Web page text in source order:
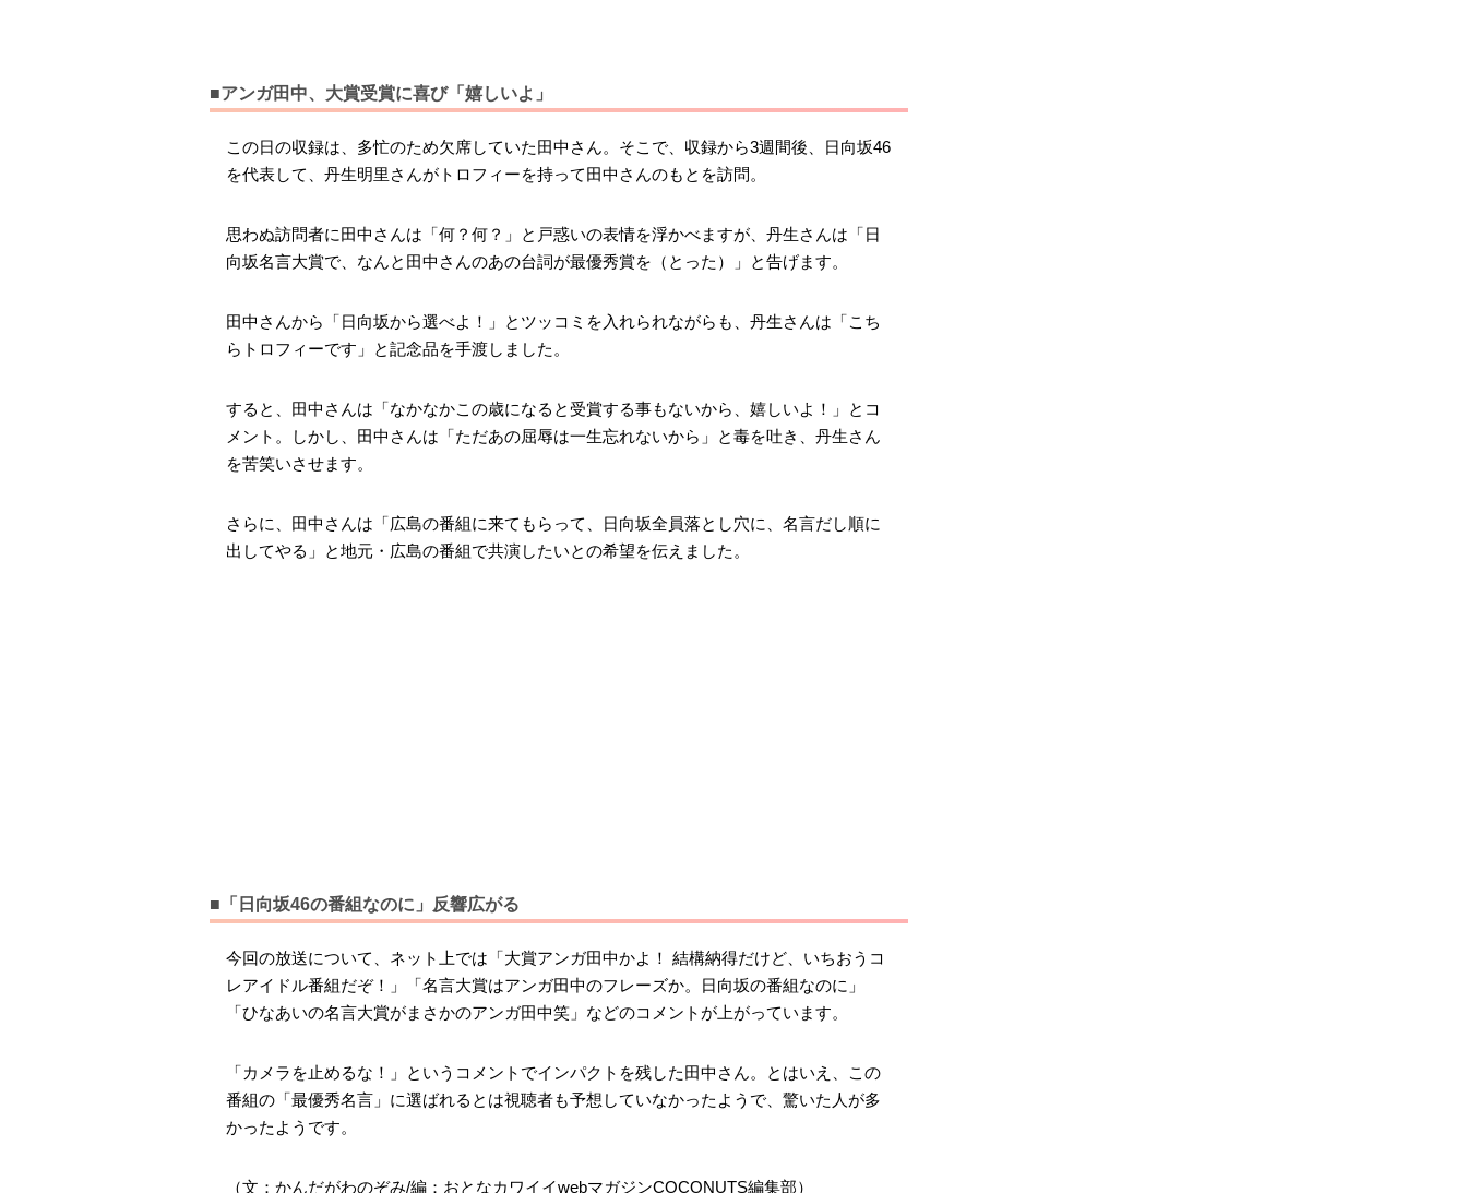
■アンガ田中、大賞受賞に喜び「嬉しいよ」
この日の収録は、多忙のため欠席していた田中さん。そこで、収録から3週間後、日向坂46
を代表して、丹生明里さんがトロフィーを持って田中さんのもとを訪問。
思わぬ訪問者に田中さんは「何？何？」と戸惑いの表情を浮かべますが、丹生さんは「日
向坂名言大賞で、なんと田中さんのあの台詞が最優秀賞を（とった）」と告げます。
田中さんから「日向坂から選べよ！」とツッコミを入れられながらも、丹生さんは「こち
らトロフィーです」と記念品を手渡しました。
すると、田中さんは「なかなかこの歳になると受賞する事もないから、嬉しいよ！」とコ
メント。しかし、田中さんは「ただあの屈辱は一生忘れないから」と毒を吐き、丹生さん
を苦笑いさせます。
さらに、田中さんは「広島の番組に来てもらって、日向坂全員落とし穴に、名言だし順に
出してやる」と地元・広島の番組で共演したいとの希望を伝えました。
■「日向坂46の番組なのに」反響広がる
今回の放送について、ネット上では「大賞アンガ田中かよ！ 結構納得だけど、いちおうコ
レアイドル番組だぞ！」「名言大賞はアンガ田中のフレーズか。日向坂の番組なのに」
「ひなあいの名言大賞がまさかのアンガ田中笑」などのコメントが上がっています。
「カメラを止めるな！」というコメントでインパクトを残した田中さん。とはいえ、この
番組の「最優秀名言」に選ばれるとは視聴者も予想していなかったようで、驚いた人が多
かったようです。
（文：かんだがわのぞみ/編：おとなカワイイwebマガジンCOCONUTS編集部）